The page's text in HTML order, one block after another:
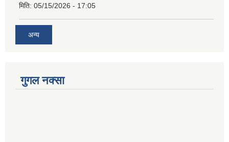
मिति: 05/15/2026 - 17:05
अन्य
गुगल नक्सा